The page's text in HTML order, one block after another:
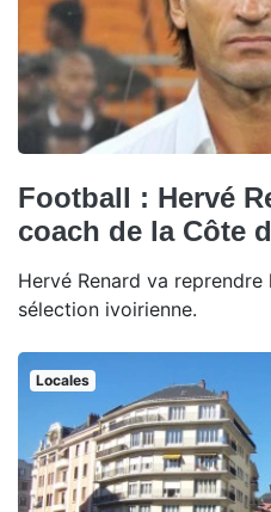
Football : Hervé
coach de la Côte
Hervé Renard va
sélection ivoirienne.
Locales